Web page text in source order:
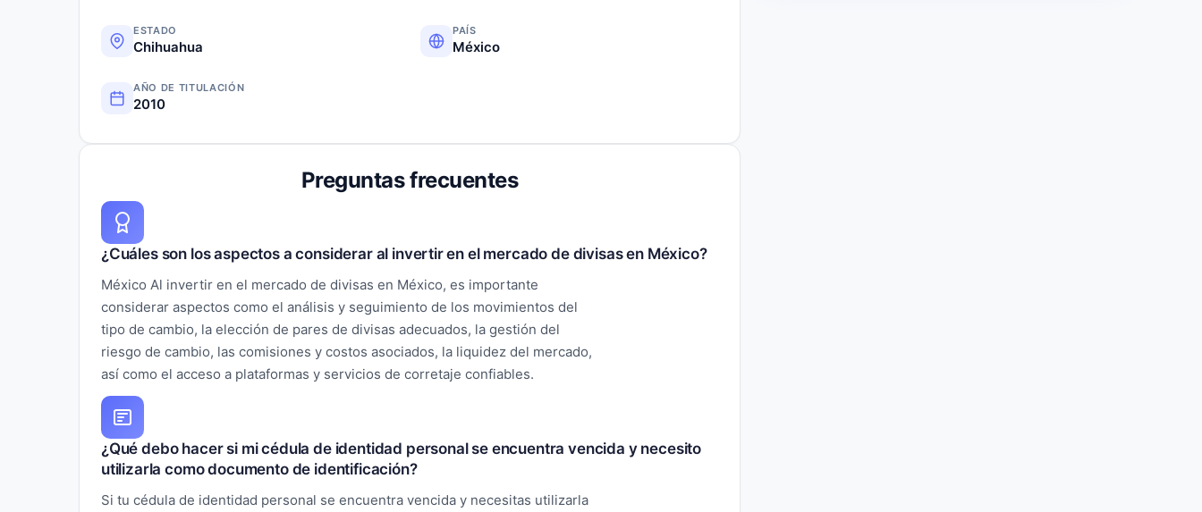
ESTADO
Chihuahua
PAÍS
México
AÑO DE TITULACIÓN
2010
Preguntas frecuentes
¿Cuáles son los aspectos a considerar al invertir en el mercado de divisas en México?
México Al invertir en el mercado de divisas en México, es importante
considerar aspectos como el análisis y seguimiento de los movimientos del
tipo de cambio, la elección de pares de divisas adecuados, la gestión del
riesgo de cambio, las comisiones y costos asociados, la liquidez del mercado,
así como el acceso a plataformas y servicios de corretaje confiables.
¿Qué debo hacer si mi cédula de identidad personal se encuentra vencida y necesito
utilizarla como documento de identificación?
Si tu cédula de identidad personal se encuentra vencida y necesitas utilizarla